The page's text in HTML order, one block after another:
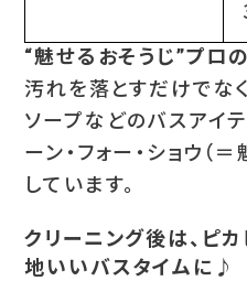
“魅せるおそうじ”プロ
汚れを落とすだけでな
ソープなどのバスアイ
ーン・フォー・ショウ（
しています。
クリーニング後は、ピ
地いいバスタイムに♪